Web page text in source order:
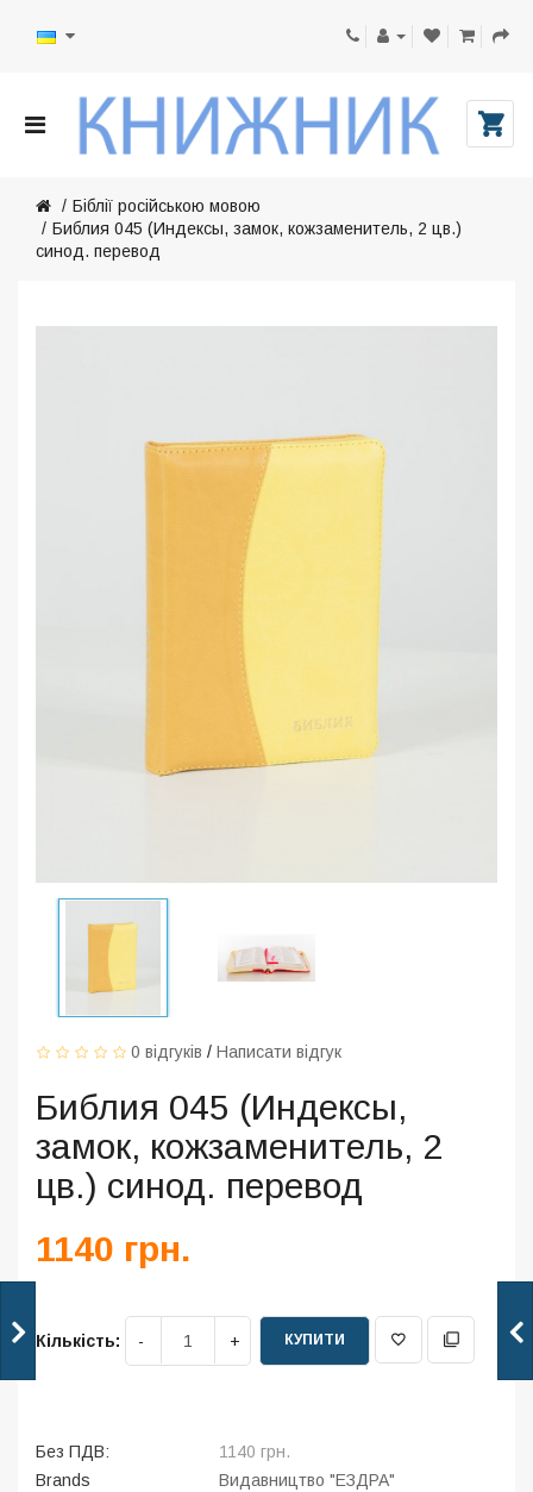
Біблії російською мовою
Библия 045 (Индексы, замок, кожзаменитель, 2 цв.)
синод. перевод
0 відгуків / Написати відгук
Библия 045 (Индексы,
замок, кожзаменитель, 2
цв.) синод. перевод
1140 грн.
Кількість: КУПИТИ
Без ПДВ:
1140 грн.
Brands
Видавництво "ЕЗДРА"